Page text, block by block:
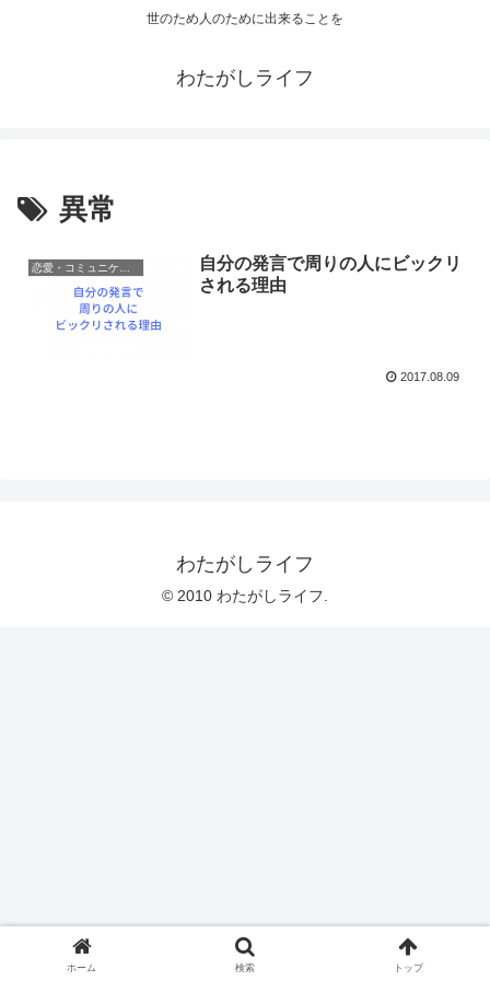
世のため人のために出来ることを
わたがしライフ
異常
自分の発言で周りの人にビックリ
される理由
2017.08.09
わたがしライフ
© 2010 わたがしライフ.
ホーム 検索 トップ